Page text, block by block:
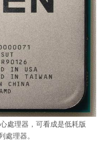
處理器，可看成是低耗版
處理器。